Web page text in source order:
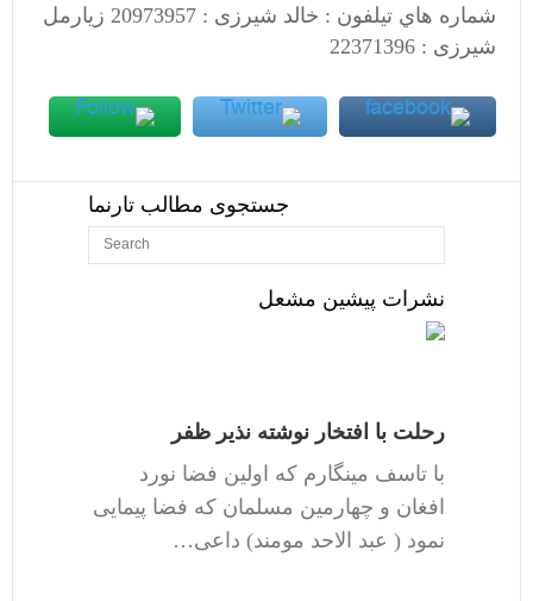
شماره هاي تيلفون : خالد شيرزی : 20973957 زيارمل
شيرزی : 22371396
جستجوی مطالب تارنما
نشرات پیشین مشعل
رحلت با افتخار نوشته نذیر ظفر
با تاسف مینگارم که اولین فضا نورد
افغان و چهارمین مسلمان که فضا پیمایی
نمود ( عبد الاحد مومند) داعی…